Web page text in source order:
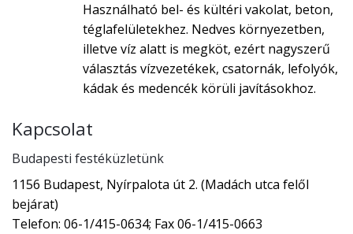
Használható bel- és kültéri vakolat, beton,
téglafelületekhez. Nedves környezetben,
illetve víz alatt is megköt, ezért nagyszerű
választás vízvezetékek, csatornák, lefolyók,
kádak és medencék körüli javításokhoz.
Kapcsolat
Budapesti festéküzletünk
1156 Budapest, Nyírpalota út 2. (Madách utca felől
bejárat)
Telefon: 06-1/415-0634; Fax 06-1/415-0663